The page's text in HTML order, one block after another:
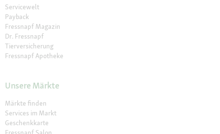
Servicewelt
Payback
Fressnapf Magazin
Dr. Fressnapf
Tierversicherung
Fressnapf Apotheke
Unsere Märkte
Märkte finden
Services im Markt
Geschenkkarte